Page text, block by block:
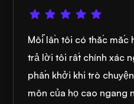
Mỗi lần tôi có thắc mắc
trả lời tôi rất chính xác
phấn khởi khi trò
môn của họ cao ngang